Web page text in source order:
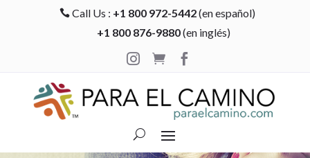
 Call Us : +1 800 972-5442(en español)
+1 800 876-9880(en inglés)

 